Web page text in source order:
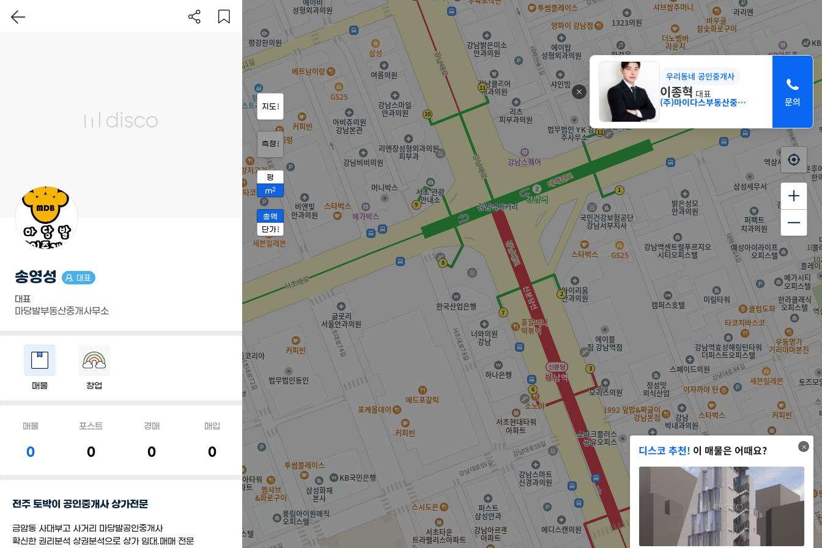
디스코 추천! 이 매물은 어때요?
우리동네 공인중개사
이종혁 대표
(주)마이다스부동산중개법인 서초
지도
측정
평
m2
총액
단가
송영성 대표
대표
마당발부동산중개사무소
매물 창업
매물
0
포스트
0
경매
0
매입
0
전주 토박이 공인중개사 상가전문
금암동 사대부고 사거리 마당발공인중개사
확신한 권리분석 상권분석으로 상가 임대.매매 전문